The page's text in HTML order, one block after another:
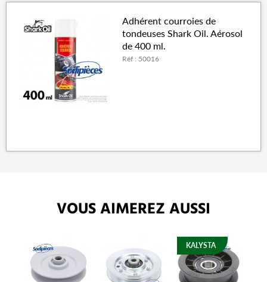
Adhérent courroies de
tondeuses Shark Oil. Aérosol
de 400 ml.
Réf : 50016
VOUS AIMEREZ AUSSI
KALYSTA